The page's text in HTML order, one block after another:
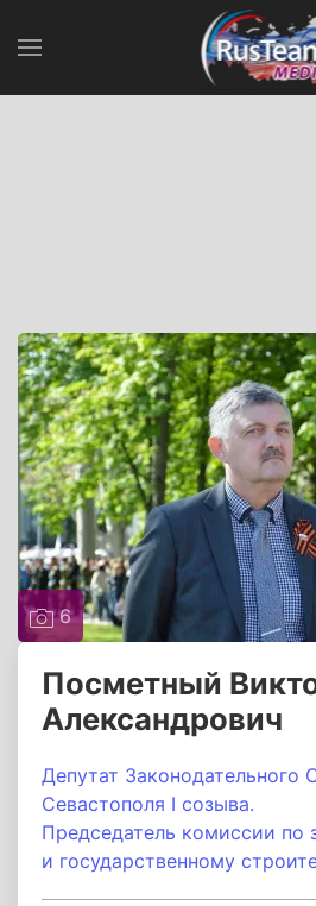
6
Посметный
Александрович
Депутат Законодательного
Севастополя I созыва.
Председатель комиссии по
и государственному